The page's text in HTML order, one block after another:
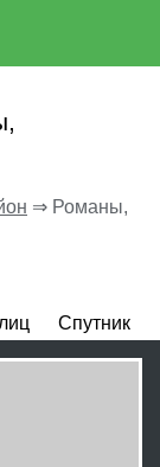
⇒ Романы,
Спутник